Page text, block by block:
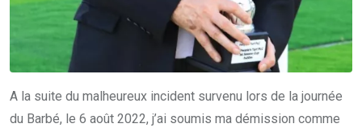
A la suite du malheureux incident survenu lors de la journée
du Barbé, le 6 août 2022, j’ai soumis ma démission comme